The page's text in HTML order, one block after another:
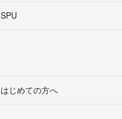
SPU
はじめての方へ